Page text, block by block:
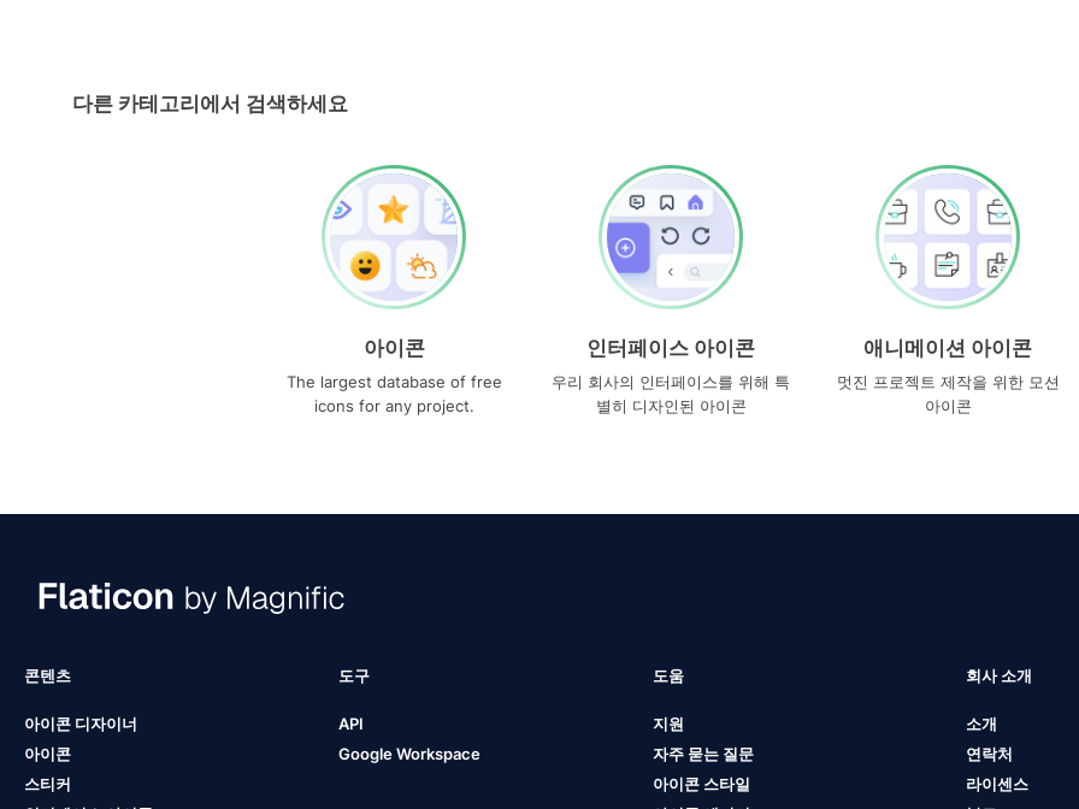
다른 카테고리에서 검색하세요
아이콘
The largest database of free
icons for any project.
인터페이스 아이콘
우리 회사의 인터페이스를 위해 특
별히 디자인된 아이콘
애니메이션 아이콘
멋진 프로젝트 제작을 위한 모션
아이콘
콘텐츠
아이콘 디자이너
아이콘
스티커
도구
API
Google Workspace
도움
지원
자주 묻는 질문
아이콘 스타일
회사 소개
소개
연락처
라이센스